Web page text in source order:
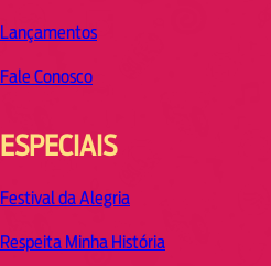
Lançamentos
Fale Conosco
ESPECIAIS
Festival da Alegria
Respeita Minha História